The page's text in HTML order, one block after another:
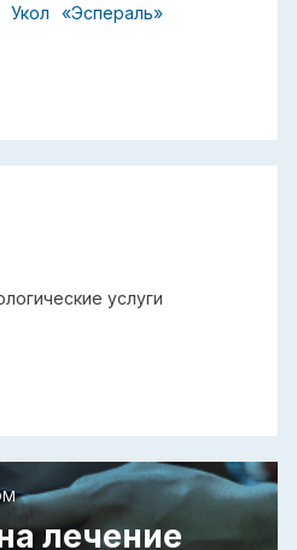
Укол «Эспераль»
услуги
лечение